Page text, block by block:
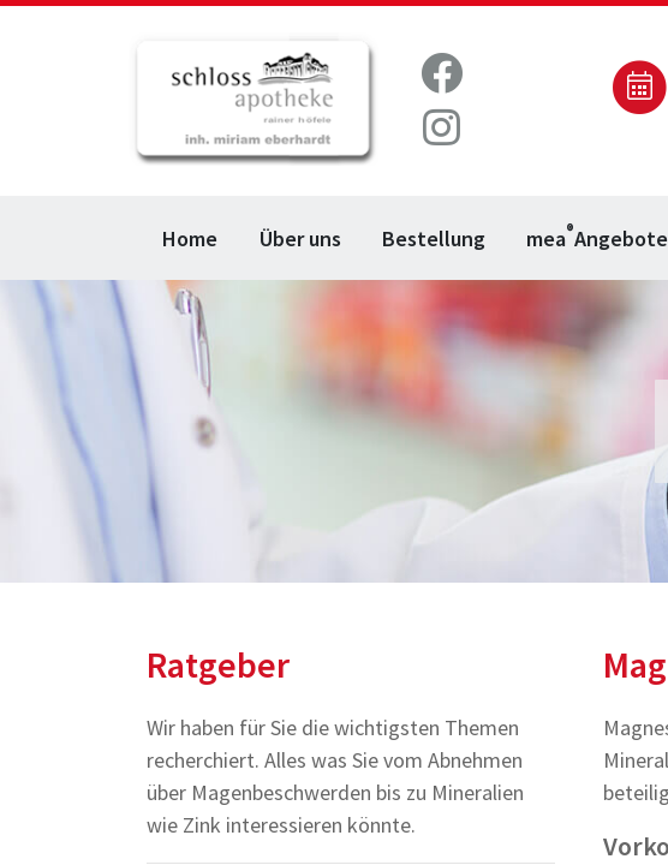
Home Über uns Bestellung mea®Angebote
Ratgeber
Wir haben für Sie die wichtigsten Themen
recherchiert. Alles was Sie vom Abnehmen
über Magenbeschwerden bis zu Mineralien
wie Zink interessieren könnte.